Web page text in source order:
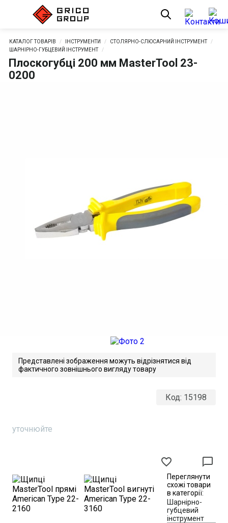
КАТАЛОГ ТОВАРІВ ІНСТРУМЕНТИ
СТОЛЯРНО-СЛЮСАРНИЙ ІНСТРУМЕНТ
ШАРНІРНО-ГУБЦЕВИЙ ІНСТРУМЕНТ
Плоскогубці 200 мм MasterTool 23-
0200
Представлені зображення можуть відрізнятися від
фактичного зовнішнього вигляду товару
Код: 15198
уточнюйте
favorite_border chat_bubble_outline
Переглянути
схожі товари
в категорії:
Шарнірно-
губцевий
інструмент